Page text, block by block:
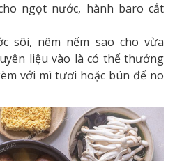
ngọt nước, hành baro cắt
sôi, nêm nếm sao cho vừa
liệu vào là có thể thưởng
với mì tươi hoặc bún để no